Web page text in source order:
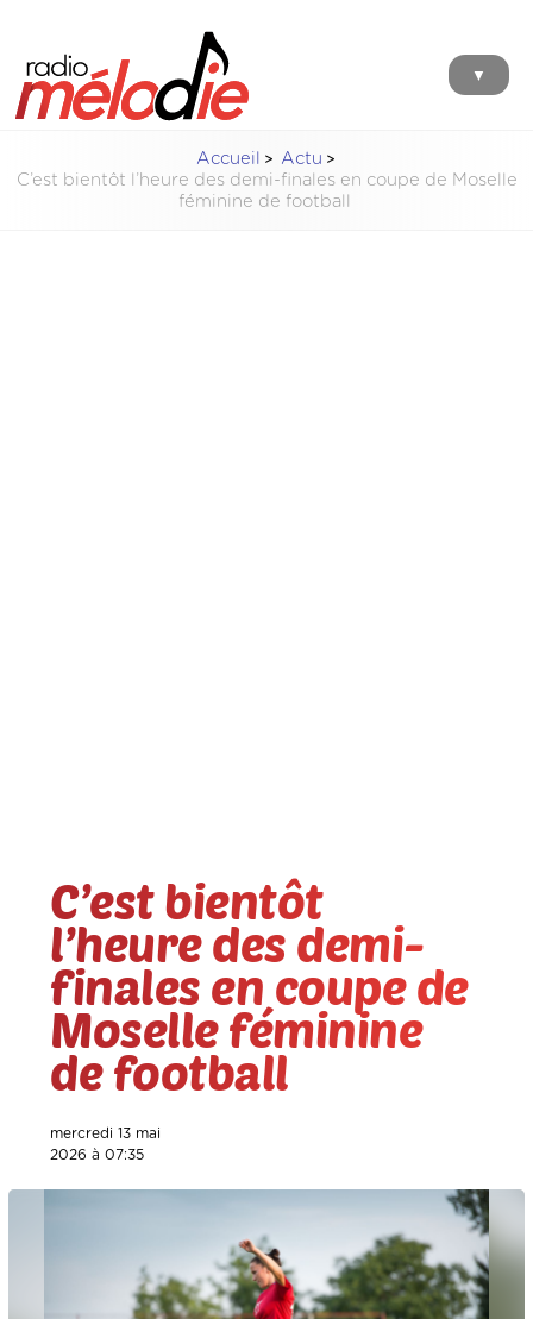
▼
Accueil
Actu
C’est bientôt l’heure des demi-finales en coupe de Moselle
féminine de football
C’est bientôt
l’heure des demi-
finales en coupe de
Moselle féminine
de football
mercredi 13 mai
2026 à 07:35